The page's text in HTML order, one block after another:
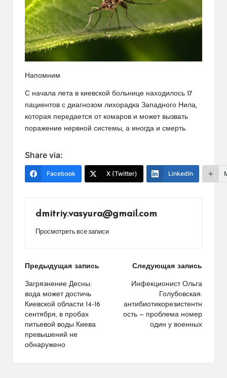
Напомним
С начала лета в киевской больнице находилось 17
пациентов с диагнозом лихорадка Западного Нила,
которая передается от комаров и может вызвать
поражение нервной системы, а иногда и смерть.
Share via:
Facebook X (Twitter) LinkedIn
dmitriy.vasyura@gmail.com
Просмотреть все записи
Навигация
по
записям
Предыдущая запись
Загрязнение Десны:
вода может достичь
Киевской области 14-16
сентября, в пробах
питьевой воды Киева
превышений не
обнаружено
Следующая запись
Инфекционист Ольга
Голубовская:
антибиотикорезистентн
ость — проблема номер
один у военных